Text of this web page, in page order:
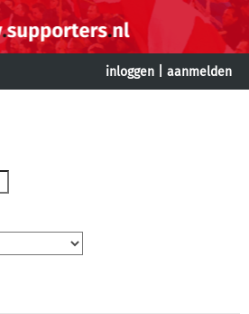
inloggen aanmelden